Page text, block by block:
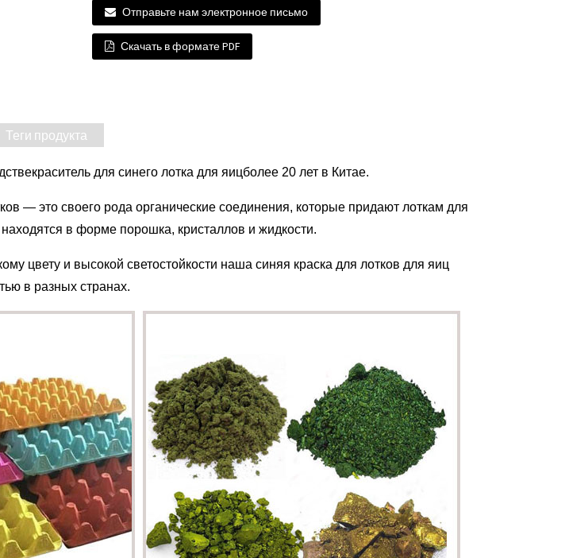
Отправьте нам электронное письмо
Скачать в формате PDF
Теги продукта
краситель для синего лотка для яицболее 20 лет в Китае.
— это своего рода органические соединения, которые придают лоткам для
в форме порошка, кристаллов и жидкости.
цвету и высокой светостойкости наша синяя краска для лотков для яиц
в разных странах.